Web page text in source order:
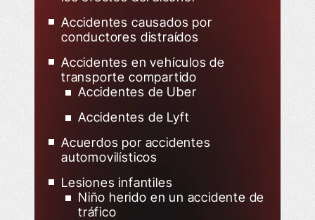
Accidentes causados por
conductores distraídos
Accidentes en vehículos de
transporte compartido
Accidentes de Uber
Accidentes de Lyft
Acuerdos por accidentes
automovilísticos
Lesiones infantiles
Niño herido en un accidente de
tráfico